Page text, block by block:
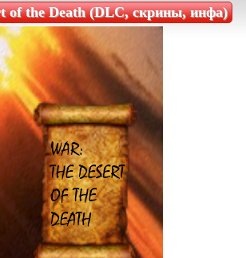
of the Death (DLC, скрины, инфа)